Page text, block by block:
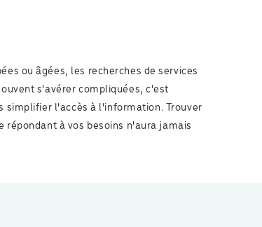
ou âgées, les recherches de services
s'avérer compliquées, c'est
simplifier l'accès à l'information. Trouver
répondant à vos besoins n'aura jamais